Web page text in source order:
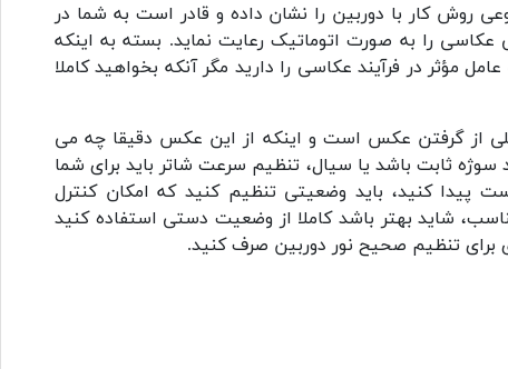
کار با دوربین را نشان داده و قادر است به شما در
را به صورت اتوماتیک رعایت نماید. بسته به اینکه
مؤثر در فرآیند عکاسی را دارید مگر آنکه بخواهید کاملا
از گرفتن عکس است و اینکه از این عکس دقیقا چه می
ثابت باشد یا سیال، تنظیم سرعت شاتر باید برای شما
کنید، باید وضعیتی تنظیم کنید که امکان کنترل
شاید بهتر باشد کاملا از وضعیت دستی استفاده کنید
برای تنظیم صحیح نور دوربین صرف کنید.